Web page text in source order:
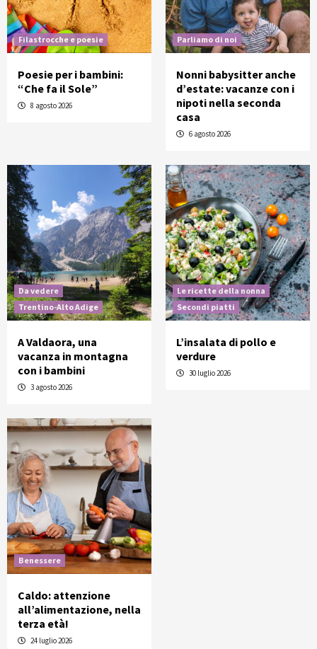
Filastrocche e poesie
Poesie per i bambini:
“Che fa il Sole”
8 agosto 2026
Parliamo di noi
Nonni babysitter anche
d’estate: vacanze con i
nipoti nella seconda
casa
6 agosto 2026
Da vedere
Trentino-Alto Adige
A Valdaora, una
vacanza in montagna
con i bambini
3 agosto 2026
Le ricette della nonna
Secondi piatti
L’insalata di pollo e
verdure
30 luglio 2026
Benessere
Caldo: attenzione
all’alimentazione, nella
terza età!
24 luglio 2026